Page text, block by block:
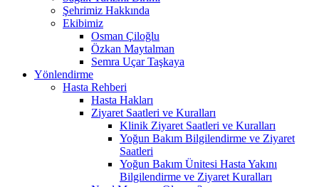
Şehrimiz Hakkında
Ekibimiz
Osman Çiloğlu
Özkan Maytalman
Semra Uçar Taşkaya
Yönlendirme
Hasta Rehberi
Hasta Hakları
Ziyaret Saatleri ve Kuralları
Klinik Ziyaret Saatleri ve Kuralları
Yoğun Bakım Bilgilendirme ve Ziyaret
Saatleri
Yoğun Bakım Ünitesi Hasta Yakını
Bilgilendirme ve Ziyaret Kuralları